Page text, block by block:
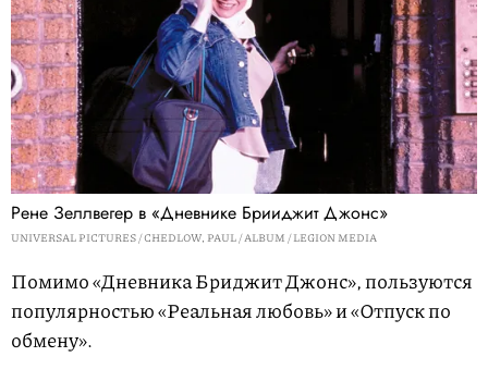
Рене Зеллвегер в «Дневнике Брииджит Джонс»
UNIVERSAL PICTURES / CHEDLOW, PAUL / ALBUM / LEGION MEDIA
Помимо «Дневника Бриджит Джонс», пользуются
популярностью «Реальная любовь» и «Отпуск по
обмену».